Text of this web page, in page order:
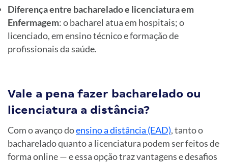
Diferença entre bacharelado e licenciatura em
Enfermagem: o bacharel atua em hospitais; o
licenciado, em ensino técnico e formação de
profissionais da saúde.
Vale a pena fazer bacharelado ou
licenciatura a distância?
Com o avanço doensino a distância (EAD), tanto o
bacharelado quanto a licenciatura podem ser feitos de
forma online — e essa opção traz vantagens e desafios